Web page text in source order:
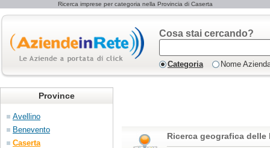
Ricerca imprese per categoria nella Provincia di Caserta
Cosa stai cercando?
Categoria Nome
Province
Avellino
Benevento
Caserta
Ricerca geografica delle